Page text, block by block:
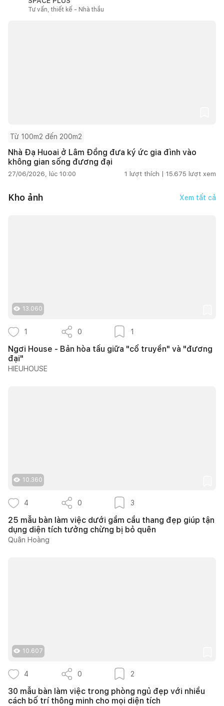
Tư vấn, thiết kế - Nhà thầu
Từ 100m2 đến 200m2
Nhà Đạ Huoai ở Lâm Đồng đưa ký ức gia đình vào
không gian sống đương đại
27/06/2026, lúc 10:00 1 lượt thích | 15.675 lượt xem
Kho ảnh Xem tất cả
13.060
1 0 1
Ngơi House - Bản hòa tấu giữa "cổ truyền" và "đương
đại"
HIEUHOUSE
10.360
4 0 3
25 mẫu bàn làm việc dưới gầm cầu thang đẹp giúp tận
dụng diện tích tưởng chừng bị bỏ quên
Quân Hoàng
10.607
4 0 2
30 mẫu bàn làm việc trong phòng ngủ đẹp với nhiều
cách bố trí thông minh cho mọi diện tích